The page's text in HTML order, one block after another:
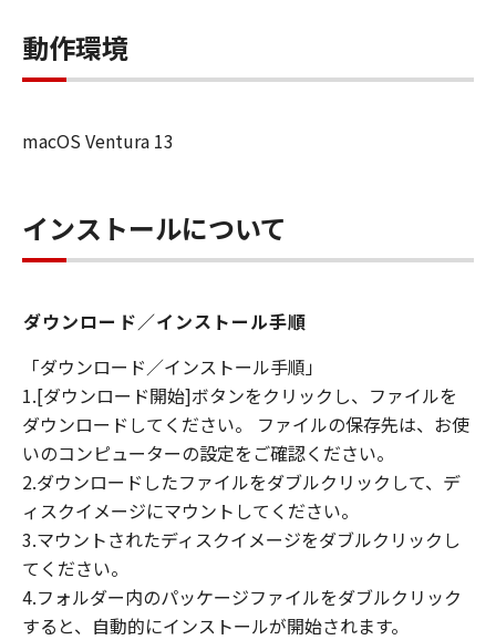
的財産権のいかなる権利もお客様に付与す
るものではありません。
「本ソフトウエア」及びその複製物に係る
権限及び所有権は、その内容によりキヤノ
ます。
保証
憶媒体に格納されて提供されている場合、
ア」を購入した日から90日の間、「許諾ソ
フトウエア」が格納されている記憶媒体
（以下「メディア」と言います）に物理的
な欠陥がないことを保証します。当該保証
期間中に「メディア」に物理的な欠陥が発
見された場合には、キヤノンは、「メディ
ア」を交換いたします。
保証の否認・免責
(1) 「本ソフトウエア」は、『現状のまま』の
状態で使用許諾されます。キヤノン、キヤノン
動作環境
macOS Ventura 13
インストールについて
ダウンロード／インストール手順
「ダウンロード／インストール手順」
1.[ダウンロード開始]ボタンをクリックし、ファイルを
ダウンロードしてください。 ファイルの保存先は、お使
いのコンピューターの設定をご確認ください。
2.ダウンロードしたファイルをダブルクリックして、デ
ィスクイメージにマウントしてください。
3.マウントされたディスクイメージをダブルクリックし
てください。
4.フォルダー内のパッケージファイルをダブルクリック
すると、自動的にインストールが開始されます。